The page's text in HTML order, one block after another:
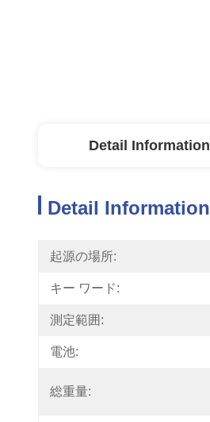
Detail Information
Detail Information
起源の場所:
キー ワード:
測定範囲:
電池:
総重量: